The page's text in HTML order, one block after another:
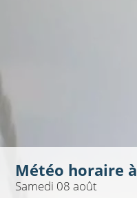
Météo horaire à
Samedi 08 août